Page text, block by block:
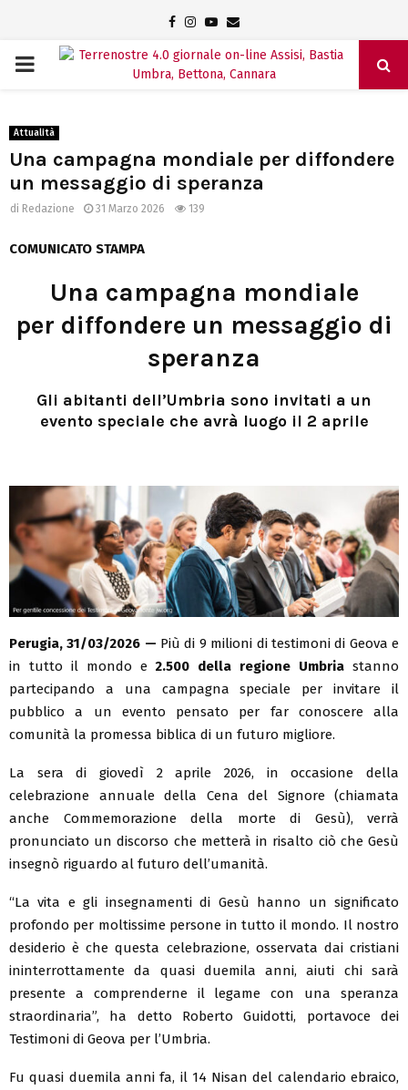
Facebook
Instagram
Youtube
Email
PRIMARY
Attualità
Una campagna mondiale per diffondere
un messaggio di speranza
di Redazione 31 Marzo 2026 139
COMUNICATO STAMPA
Una campagna mondiale
per diffondere un messaggio di
speranza
Gli abitanti dell’Umbria sono invitati a un
evento speciale che avrà luogo il 2 aprile
Perugia,31/03/2026 — Più di 9 milioni di testimoni di Geova e
in tutto il mondo e2.500 della regione Umbria stanno
partecipando a una campagna speciale per invitare il
pubblico a un evento pensato per far conoscere alla
comunità la promessa biblica di un futuro migliore.
La sera di giovedì 2 aprile 2026, in occasione della
celebrazione annuale della Cena del Signore (chiamata
anche Commemorazione della morte di Gesù), verrà
pronunciato un discorso che metterà in risalto ciò che Gesù
insegnò riguardo al futuro dell’umanità.
“La vita e gli insegnamenti di Gesù hanno un significato
profondo per moltissime persone in tutto il mondo. Il nostro
desiderio è che questa celebrazione, osservata dai cristiani
ininterrottamente da quasi duemila anni, aiuti chi sarà
presente a comprenderne il legame con una speranza
straordinaria”, ha detto Roberto Guidotti, portavoce dei
Testimoni di Geova per l’Umbria.
Fu quasi duemila anni fa, il 14 Nisan del calendario ebraico,